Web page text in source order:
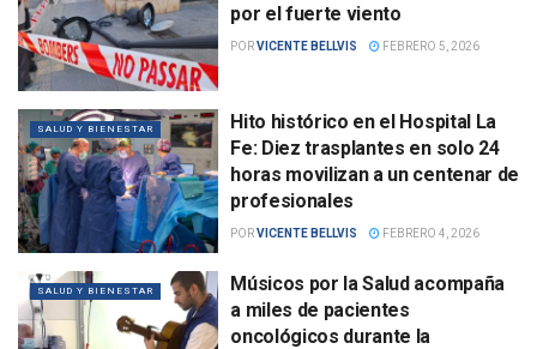
por el fuerte viento
PORVICENTE BELLVIS FEBRERO 5, 2026
SALUD Y BIENESTAR
Hito histórico en el Hospital La
Fe: Diez trasplantes en solo 24
horas movilizan a un centenar de
profesionales
PORVICENTE BELLVIS FEBRERO 4, 2026
SALUD Y BIENESTAR
Músicos por la Salud acompaña
a miles de pacientes
oncológicos durante la